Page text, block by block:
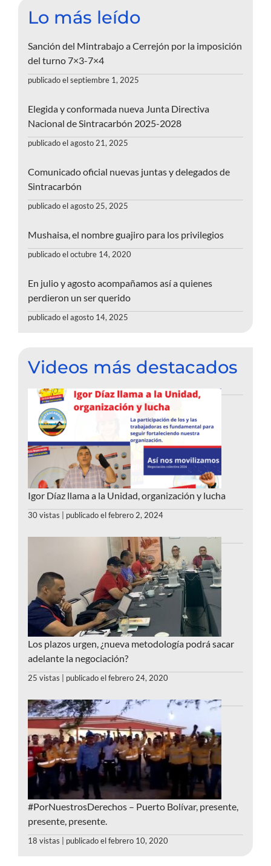
Lo más leído
Sanción del Mintrabajo a Cerrejón por la imposición
del turno 7×3-7×4
publicado el septiembre 1, 2025
Elegida y conformada nueva Junta Directiva
Nacional de Sintracarbón 2025-2028
publicado el agosto 21, 2025
Comunicado oficial nuevas juntas y delegados de
Sintracarbón
publicado el agosto 25, 2025
Mushaisa, el nombre guajiro para los privilegios
publicado el octubre 14, 2020
En julio y agosto acompañamos así a quienes
perdieron un ser querido
publicado el agosto 14, 2025
Videos más destacados
Igor Díaz llama a la Unidad, organización y lucha
30 vistas publicado el febrero 2, 2024
Los plazos urgen, ¿nueva metodología podrá sacar
adelante la negociación?
25 vistas publicado el febrero 24, 2020
#PorNuestrosDerechos – Puerto Bolívar, presente,
presente, presente.
18 vistas publicado el febrero 10, 2020